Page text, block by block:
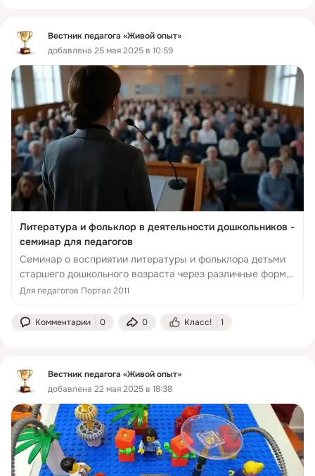
Вестник педагога «Живой опыт»
добавлена 25 мая 2025 в 10:59
Литература и фольклор в деятельности дошкольников -
семинар для педагогов
Семинар о восприятии литературы и фольклора детьми
старшего дошкольного возраста через различные формы
деятельности.
Для педагогов Портал 2011
Комментарии 0 0 Класс! 1
Вестник педагога «Живой опыт»
добавлена 22 мая 2025 в 18:38